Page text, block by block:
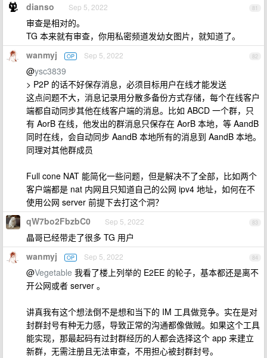
81
dianso Sep 5, 2022
审查是相对的。
TG 本来就有审查，你用私密频道发幼女图片，就知道了。
82
wanmyj OP Sep 5, 2022
@ysc3839
> P2P 的话不好保存消息，必须目标用户在线才能发送
这点问题不大，消息记录用分散多备份方式存储，每个在线客户
端都自动同步其他在线客户端的消息。比如 ABCD 一个群，只
有 AorB 在线，他发出的群消息只保存在 AorB 本地，等 AandB
同时在线，会自动同步 AandB 本地所有的消息到 AandB 本地。
同理对其他群成员
Full cone NAT 能简化一些问题，但是解决不了全部，比如两个
客户端都是 nat 内网且只知道自己的公网 ipv4 地址，如何在不
使用公网 server 前提下去打这个洞？
83
qW7bo2FbzbC0 Sep 5, 2022
晶哥已经带走了很多 TG 用户
84
wanmyj OP Sep 5, 2022
@Vegetable 我看了楼上列举的 E2EE 的轮子，基本都还是离不
开公网或者 server 。
讲真我有这个想法倒不是想和当下的 IM 工具做竞争。实在是对
封群封号有种无力感，导致正常的沟通都像做贼。如果这个工具
能实现，那最起码有过封群经历的人都会选择这个 app 来建立
新群，无需注册且无法审查，不用担心被封群封号。